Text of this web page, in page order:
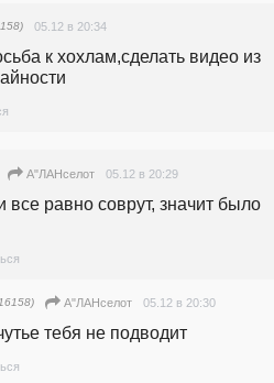
05.12 в 20:34
к хохлам,сделать видео из
А"ЛАНселот 05.12 в 20:29
равно соврут, значит было
А"ЛАНселот 05.12 в 20:30
тебя не подводит